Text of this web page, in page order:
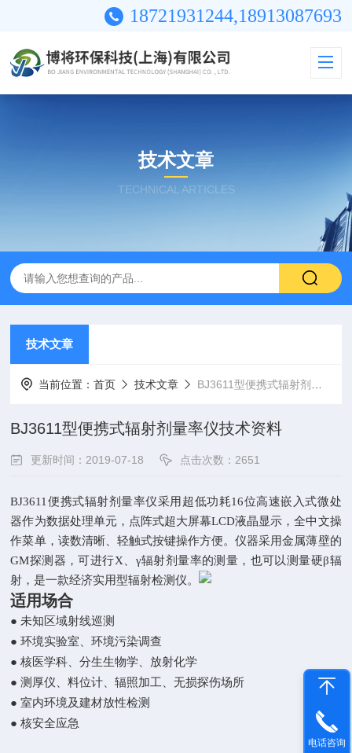
18721931244,18913087693
技术文章
TECHNICAL ARTICLES
技术文章
当前位置：首页 技术文章 BJ3611型便携式辐射剂量率仪技术资料
BJ3611型便携式辐射剂量率仪技术资料
更新时间：2019-07-18 点击次数：2651
BJ3611 便携式辐射剂量率仪采用超低功耗16位高速嵌入式微处
器作为数据处理单元，点阵式超大屏幕LCD液晶显示，全中文操
作菜单，读数清晰、轻触式按键操作方便。仪器采用金属薄壁的
GM探测器，可进行X、γ辐射剂量率的测量，也可以测量硬β辐
射，是一款经济实用型辐射检测仪。
适用场合
● 未知区域射线巡测
● 环境实验室、环境污染调查
● 核医学科、分生生物学、放射化学
● 测厚仪、料位计、辐照加工、无损探伤场所
● 室内环境及建材放性检测
● 核安全应急
电话咨询